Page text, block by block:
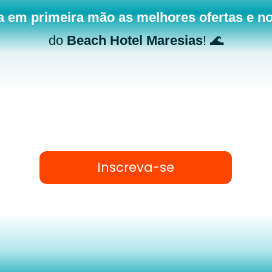
em primeira mão as melhores ofertas e
doBeach Hotel Maresias! 🌊
Inscreva-se